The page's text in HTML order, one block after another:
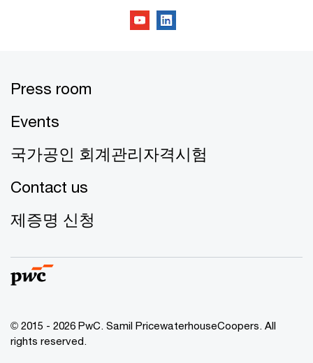
Press room
Events
국가공인 회계관리자격시험
Contact us
제증명 신청
© 2015 - 2026 PwC. Samil PricewaterhouseCoopers. All
rights reserved.